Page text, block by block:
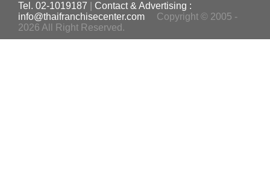
Tel. 02-1019187
Contact & Advertising :
info@thaifranchisecenter.com
Copyright © 2005 -
2026 All Right Reserved.